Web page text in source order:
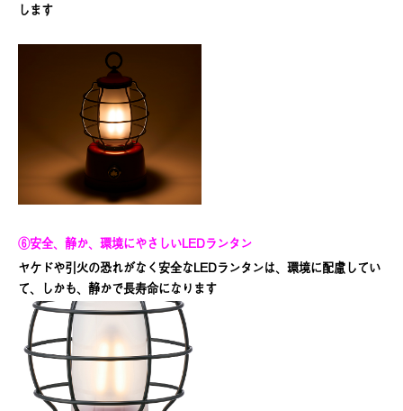
します
⑥安全、静か、環境にやさしいLEDランタン
ヤケドや引火の恐れがなく安全なLEDランタンは、環境に配慮してい
て、しかも、静かで長寿命になります